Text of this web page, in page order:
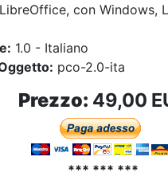
con Windows,
1.0 - Italiano
pco-2.0-ita
Prezzo: 49,00
*** *** ***